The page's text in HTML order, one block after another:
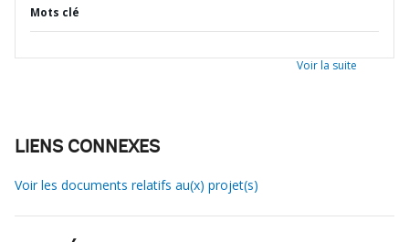
Mots clé
Voir la suite
LIENS CONNEXES
Voir les documents relatifs au(x) projet(s)